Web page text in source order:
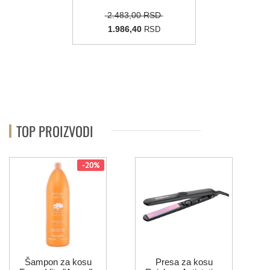
2.483,00 RSD
1.986,40RSD
TOP PROIZVODI
-20%
Šampon za kosu
Presa za kosu